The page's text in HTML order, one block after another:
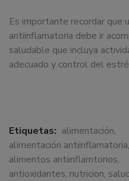
Es importante recordar que
antiinflamatoria debe ir
saludable que incluya
adecuado y control del
Etiquetas: alimentación,
alimentación antiinflamatoria,
alimentos antiinflamtorios,
antioxidantes, nutricion,